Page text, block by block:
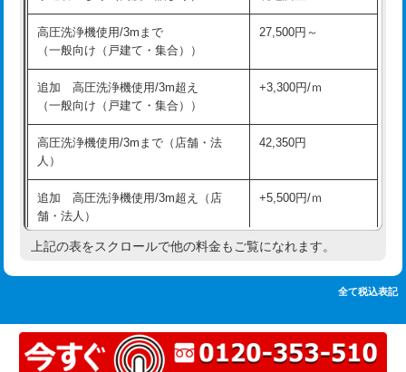
追加人工 16,500円
廃棄・処分 現場見積
※給水管工事は20mmまでの価格です。
持込商品取付（混合水栓）
持込商品取付（浄水器・分岐水栓） 16,500円
業）
排水管工事（追加 排水管工事/3ｍ超
え）
マス交換（土の掘削・埋め戻し作業） 11,000円~
マス交換（深さ50㎝以上） 66,000円
高圧洗浄機使用/3mまで
（一般向け（戸建て・集合））
27,500円～
追加 高圧洗浄機使用/3m超え
（一般向け（戸建て・集合））
+3,300円/ｍ
高圧洗浄機使用/3mまで（店舗・法
人）
42,350円
追加 高圧洗浄機使用/3m超え（店
舗・法人）
+5,500円/ｍ
高度高圧洗浄換 現地調査
トーラー機使用/3mまで 33,000円
追加トーラー機使用/3m超え +3,300円
上記の表をスクロールで他の料金もご覧になれます。
全て税込表記